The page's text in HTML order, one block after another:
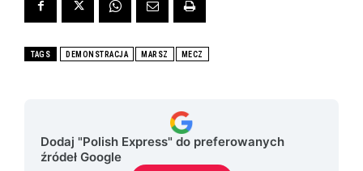
TAGS DEMONSTRACJA MARSZ MECZ
Dodaj "Polish Express" do preferowanych
źródeł Google